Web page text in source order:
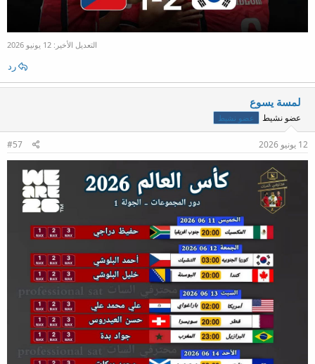
التعديل الأخير: 12 يونيو 2026
رد
لمسة يسوع
عضو نشيط عضو نشيط
12 يونيو 2026 #57